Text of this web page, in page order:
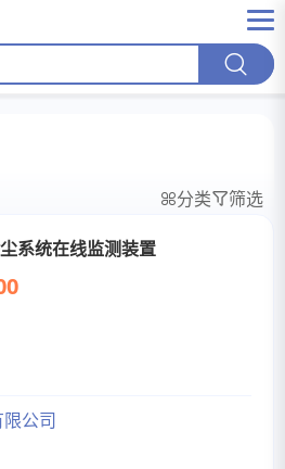
分类 筛选
系统在线监测装置
公司